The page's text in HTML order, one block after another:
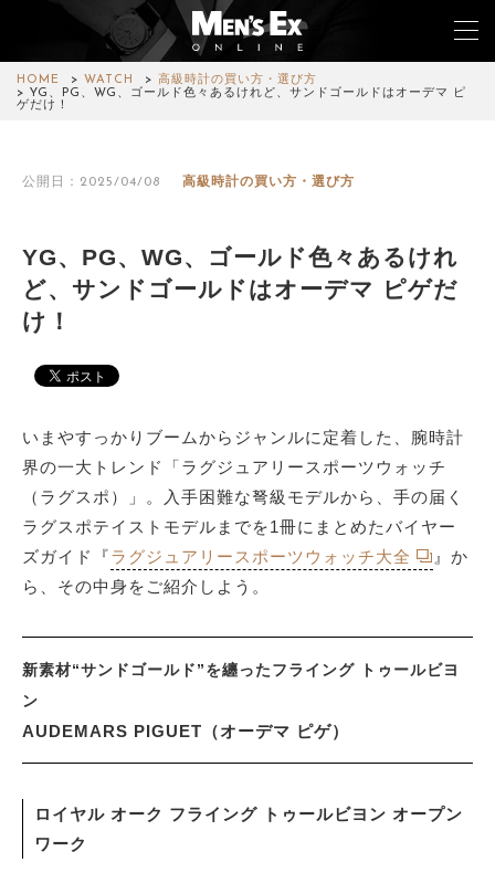
HOME WATCH
高級時計の買い方・選び方
YG、PG、WG、ゴールド色々あるけれど、サンドゴールドはオーデマ ピ
ゲだけ！
公開日：2025/04/08 高級時計の買い方・選び方
YG、PG、WG、ゴールド色々あるけれ
ど、サンドゴールドはオーデマ ピゲだ
け！
いまやすっかりブームからジャンルに定着した、腕時計
界の一大トレンド「ラグジュアリースポーツウォッチ
（ラグスポ）」。入手困難な弩級モデルから、手の届く
ラグスポテイストモデルまでを1冊にまとめたバイヤー
ズガイド『ラグジュアリースポーツウォッチ大全
』か
ら、その中身をご紹介しよう。
新素材“サンドゴールド”を纏ったフライング トゥールビヨ
ン
AUDEMARS PIGUET（オーデマ ピゲ）
ロイヤル オーク フライング トゥールビヨン オープン
ワーク
FASHION
CAR&BIKE
COLUMN
MAGAZINE
ABOUT SITE
サイトマップ